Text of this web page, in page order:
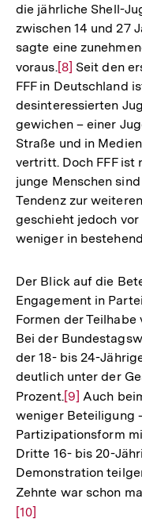
die jährliche Shell-
zwischen 14 und 27
sagte eine
voraus.Zur
Auflösung
der
Fußnote
[8] Seit den
FFF in Deutschland
desinteressierten
gewichen – einer
Straße und in
vertritt. Doch FFF ist
junge Menschen
Tendenz zur
geschieht jedoch
weniger in
Der Blick auf die
Engagement in
Formen der
Bei der
der 18- bis 24-
deutlich unter der
Prozent.Zur
Auflösung
der
Fußnote
[9] Auch
weniger Beteiligung
Partizipationsform
Dritte 16- bis 20-
Demonstration
Zehnte war schon
[10]